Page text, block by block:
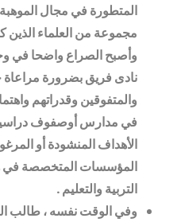
المتطورة في مجال
مجموعة من العلماء الذين
وأصبح الصراع واضحا في
نادى فريق بضرورة مراعاة
والمتفوقين وقدراتهم
في مدارس أوصفوف
الأهداف المنشودة أو
المؤسسات المتخصصة في
التربية والتعليم.
وفي الوقت نفسه ، طالب